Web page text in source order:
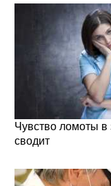
Чувство ломоты
сводит